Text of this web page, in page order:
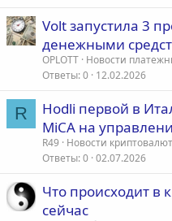
Volt запустила 3
денежными
OPLOTT Новости
Ответы 0 12.02.2026
R
Hodli первой в
MiCA на
R49
Новости
Ответы 0 02.07.2026
Что происходит в
сейчас